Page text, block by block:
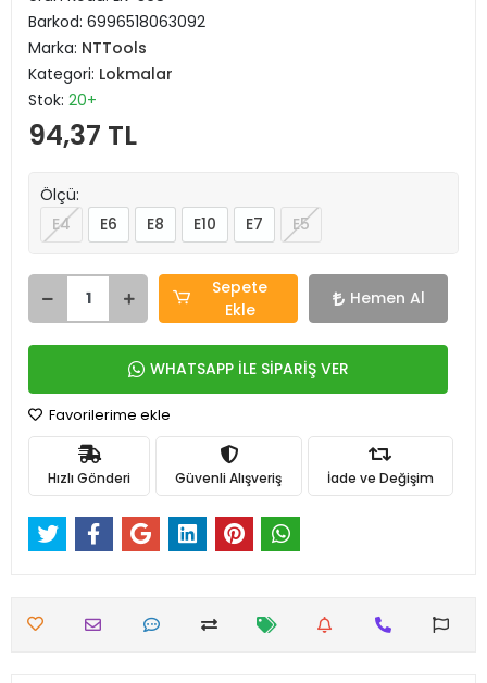
Barkod: 6996518063092
Marka: NTTools
Kategori: Lokmalar
Stok: 20+
94,37 TL
Ölçü:
E4
E6 E8 E10 E7 E5
Sepete
Ekle
Hemen Al
WHATSAPP İLE SİPARİŞ VER
Favorilerime ekle
Hızlı Gönderi Güvenli Alışveriş İade ve Değişim